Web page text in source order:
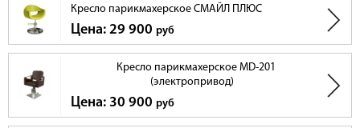
Кресло парикмахерское СМАЙЛ ПЛЮС
Цена: 29 900 руб
Кресло парикмахерское MD-201
(электропривод)
Цена: 30 900 руб